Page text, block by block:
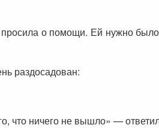
о помощи. Ей нужно
раздосадован:
что ничего не вышло» —